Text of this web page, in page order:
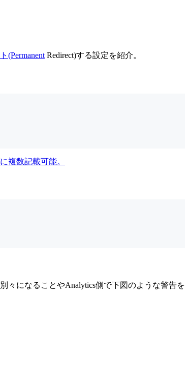
(Permanent Redirect)する設定を紹介。
複数記載可能。
々になることやAnalytics側で下図のような警告を